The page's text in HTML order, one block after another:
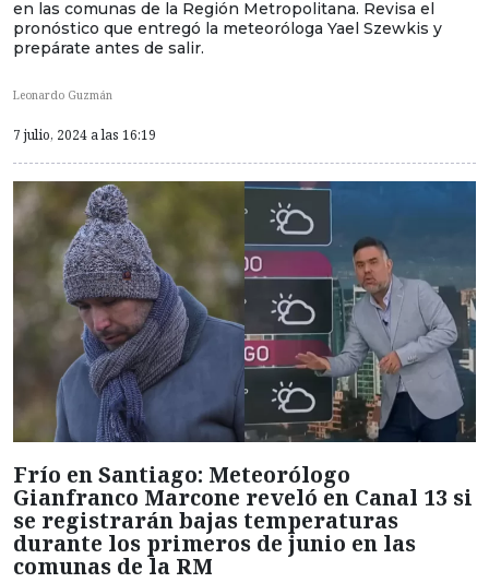
en las comunas de la Región Metropolitana. Revisa el
pronóstico que entregó la meteoróloga Yael Szewkis y
prepárate antes de salir.
Leonardo Guzmán
7 julio, 2024 a las 16:19
Frío en Santiago: Meteorólogo
Gianfranco Marcone reveló en Canal 13 si
se registrarán bajas temperaturas
durante los primeros de junio en las
comunas de la RM